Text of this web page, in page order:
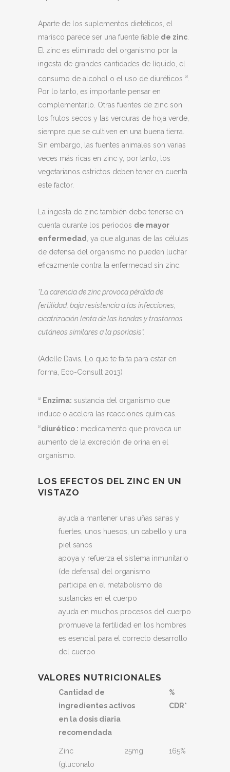
Aparte de los suplementos dietéticos, el
marisco parece ser una fuente fiable de zinc
El zinc es eliminado del organismo por la
ingesta de grandes cantidades de líquido, el
consumo de alcohol o el uso de diuréticos
[2]
Por lo tanto, es importante pensar en
complementarlo. Otras fuentes de zinc son
los frutos secos y las verduras de hoja verde,
siempre que se cultiven en una buena tierra.
Sin embargo, las fuentes animales son varias
veces más ricas en zinc y, por tanto, los
vegetarianos estrictos deben tener en cuenta
este factor.
La ingesta de zinc también debe tenerse en
cuenta durante los periodos de mayor
enfermedad, ya que algunas de las células
de defensa del organismo no pueden luchar
eficazmente contra la enfermedad sin zinc.
“La carencia de zinc provoca pérdida de
fertilidad, baja resistencia a las infecciones,
cicatrización lenta de las heridas y trastornos
cutáneos similares a la psoriasis”.
(Adelle Davis, Lo que te falta para estar en
forma, Eco-Consult 2013)
[1] Enzima: sustancia del organismo que
induce o acelera las reacciones químicas.
[2] diurético : medicamento que provoca un
aumento de la excreción de orina en el
organismo.
LOS EFECTOS DEL ZINC EN UN
VISTAZO
ayuda a mantener unas uñas sanas y
fuertes, unos huesos, un cabello y una
piel sanos
apoya y refuerza el sistema inmunitario
(de defensa) del organismo
participa en el metabolismo de
sustancias en el cuerpo
ayuda en muchos procesos del cuerpo
promueve la fertilidad en los hombres
es esencial para el correcto desarrollo
del cuerpo
VALORES NUTRICIONALES
Cantidad de
ingredientes activos
en la dosis diaria
recomendada
%
CDR*
Zinc
(gluconato
25mg 165%